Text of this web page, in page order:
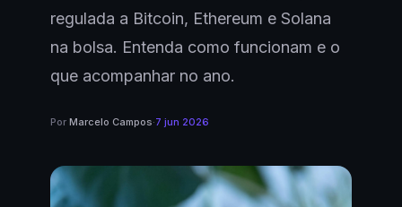
regulada a Bitcoin, Ethereum e Solana
na bolsa. Entenda como funcionam e o
que acompanhar no ano.
Por Marcelo Campos·7 jun 2026